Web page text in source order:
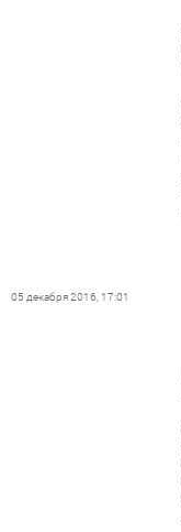
05 декабря 2016, 17:01